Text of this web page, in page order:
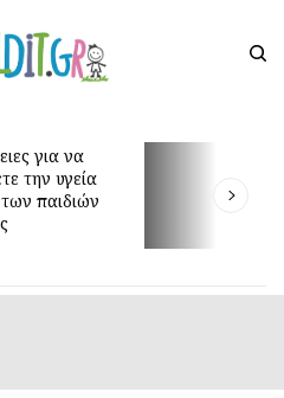
να
υγεία
είναι